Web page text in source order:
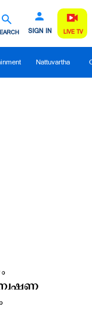
SIGN IN LIVE TV
Nattuvartha